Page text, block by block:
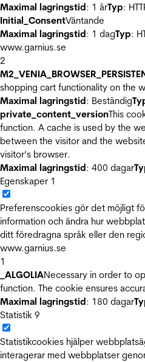
Maximal lagringstid: 1 årTyp:
Initial_ConsentVäntande
Maximal lagringstid: 1 dagTyp:
www.garnius.se
2
shopping cart functionality on the
Maximal lagringstid: Beständig
private_content_versionThis
function. A cache is used by the
between the visitor and the
visitor’s browser.
Maximal lagringstid: 400 dagar
Egenskaper 1
Preferenscookies gör det möjligt
information och ändra hur
ditt föredragna språk eller den
www.garnius.se
1
_ALGOLIANecessary in order to
function. The cookie ensures
Maximal lagringstid: 180 dagar
Statistik 9
Statistikcookies hjälper
interagerar med webbplatser